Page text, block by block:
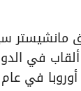
في
في عام 2023 .